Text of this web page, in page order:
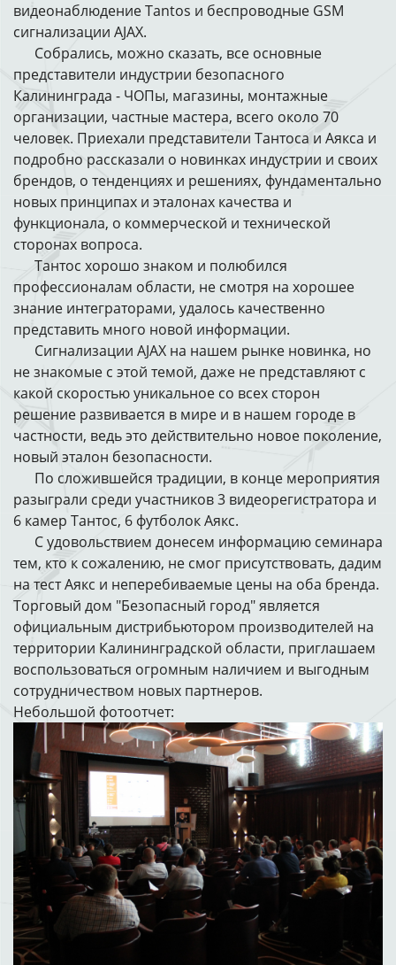
видеонаблюдение Tantos и беспроводные GSM
сигнализации AJAX.
Собрались, можно сказать, все основные
представители индустрии безопасного
Калининграда - ЧОПы, магазины, монтажные
организации, частные мастера, всего около 70
человек. Приехали представители Тантоса и Аякса и
подробно рассказали о новинках индустрии и своих
брендов, о тенденциях и решениях, фундаментально
новых принципах и эталонах качества и
функционала, о коммерческой и технической
сторонах вопроса.
Тантос хорошо знаком и полюбился
профессионалам области, не смотря на хорошее
знание интеграторами, удалось качественно
представить много новой информации.
Сигнализации AJAX на нашем рынке новинка, но
не знакомые с этой темой, даже не представляют с
какой скоростью уникальное со всех сторон
решение развивается в мире и в нашем городе в
частности, ведь это действительно новое поколение,
новый эталон безопасности.
По сложившейся традиции, в конце мероприятия
разыграли среди участников 3 видеорегистратора и
6 камер Тантос, 6 футболок Аякс.
С удовольствием донесем информацию семинара
тем, кто к сожалению, не смог присутствовать, дадим
на тест Аякс и неперебиваемые цены на оба бренда.
Торговый дом "Безопасный город" является
официальным дистрибьютором производителей на
территории Калининградской области, приглашаем
воспользоваться огромным наличием и выгодным
сотрудничеством новых партнеров.
Небольшой фотоотчет: